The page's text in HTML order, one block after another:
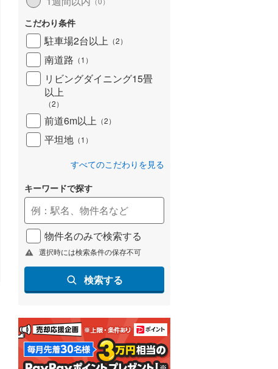
こだわり条件
駐車場2台以上 （2）
南道路 （1 ）
リビングダイニング15畳
以上
（2）
前道6m以上 （2）
平坦地 （1 ）
すべてのこだわりを見る
キーワードで探す
物件名のみで検索する
選択時には検索条件の保存不可
検索する